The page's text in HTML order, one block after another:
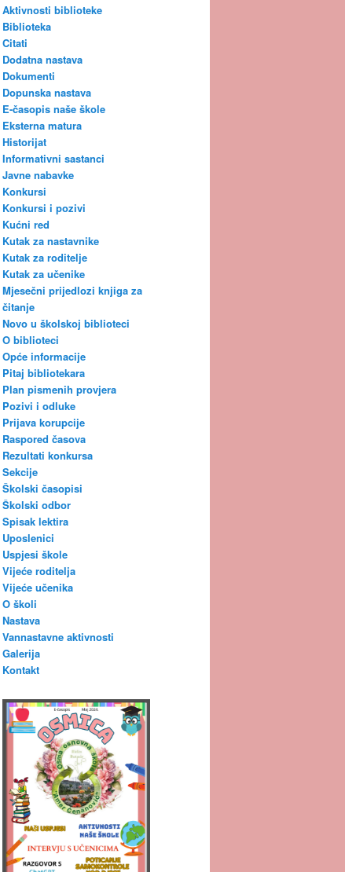
r
c
h
Aktivnosti biblioteke
Biblioteka
Citati
Dodatna nastava
Dokumenti
Dopunska nastava
E-časopis naše škole
Eksterna matura
Historijat
Informativni sastanci
Javne nabavke
Konkursi
Konkursi i pozivi
Kućni red
Kutak za nastavnike
Kutak za roditelje
Kutak za učenike
Mjesečni prijedlozi knjiga za
čitanje
Novo u školskoj biblioteci
O biblioteci
Opće informacije
Pitaj bibliotekara
Plan pismenih provjera
Pozivi i odluke
Prijava korupcije
Raspored časova
Rezultati konkursa
Sekcije
Školski časopisi
Školski odbor
Spisak lektira
Uposlenici
Uspjesi škole
Vijeće roditelja
Vijeće učenika
O školi
Nastava
Vannastavne aktivnosti
Galerija
Kontakt